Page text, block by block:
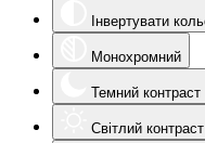
Інвертувати
Монохромний
Темний контраст
Світлий контраст